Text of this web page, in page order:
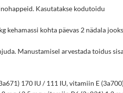
Kasutatakse kodutoidu
kehamassi kohta päevas 2 nädala
Manustamisel arvestada toidus
170 IU / 111 IU, vitamiin E